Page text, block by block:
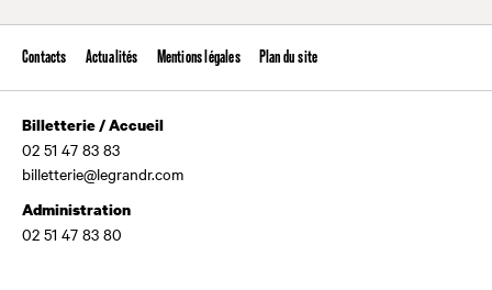
Contacts Actualités Mentions légales Plan du site
Billetterie / Accueil
02 51 47 83 83
billetterie@legrandr.com
Administration
02 51 47 83 80